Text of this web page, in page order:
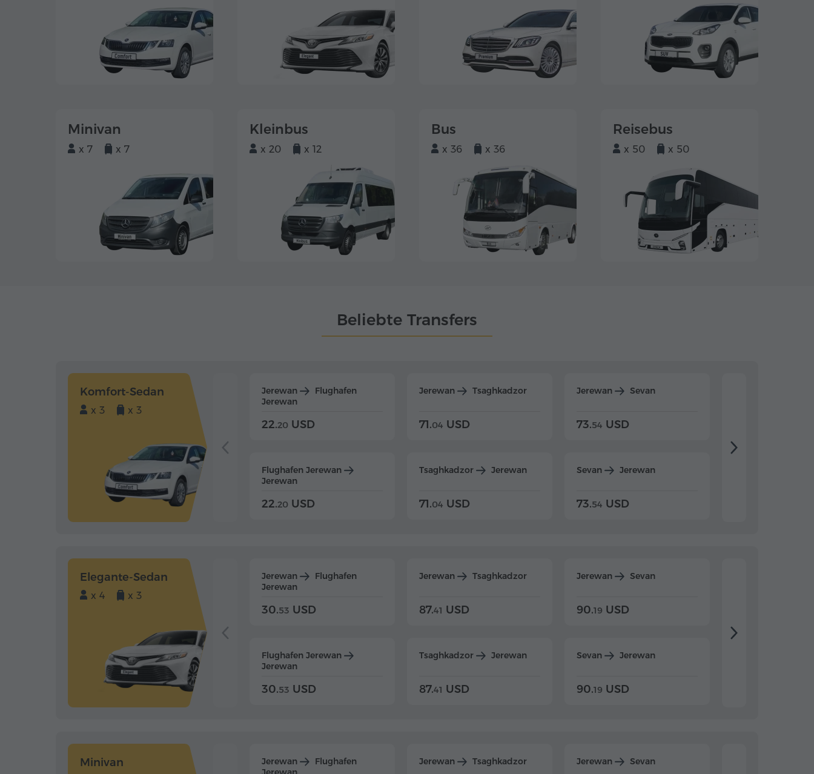
Minivan
x 7 x 7
Kleinbus
x 20 x 12
Bus
x 36 x 36
Reisebus
x 50 x 50
Beliebte Transfers
Komfort-Sedan
x 3 x 3
Jerewan
Flughafen
Jerewan
22.20 USD
Flughafen Jerewan
Jerewan
22.20 USD
Jerewan Tsaghkadzor
71.04 USD
Tsaghkadzor Jerewan
71.04 USD
Jerewan Sevan
73.54 USD
Sevan Jerewan
73.54 USD
Elegante-Sedan
x 4 x 3
Jerewan
Flughafen
Jerewan
30.53 USD
Flughafen Jerewan
Jerewan
30.53 USD
Jerewan Tsaghkadzor
87.41 USD
Tsaghkadzor Jerewan
87.41 USD
Jerewan Sevan
90.19 USD
Sevan Jerewan
90.19 USD
Minivan Jerewan
Flughafen
Jerewan Tsaghkadzor Jerewan Sevan